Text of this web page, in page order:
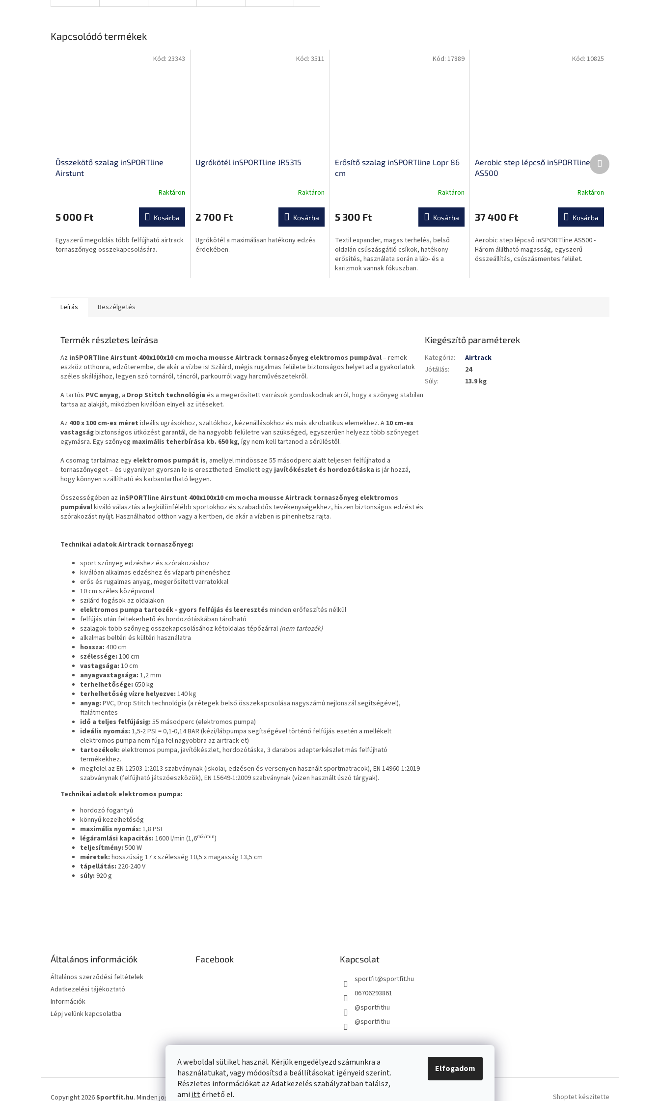
A weboldal sütiket használ. Kérjük engedélyezd számunkra a
használatukat, vagy módosítsd a beállításokat igényeid szerint.
Részletes információkat az Adatkezelés szabályzatban találsz,
ami ittérhető el.
Elfogadom
Kapcsolódó termékek
Összekötő szalag inSPORTline
Airstunt
átlagos
értékelése
ből
0,0
Raktáron
5 000 Ft Kosárba
Egyszerű megoldás több felfújható airtrack
tornaszőnyeg összekapcsolására.
Kód: 23343
Ugrókötél inSPORTline JR5315
átlagos
értékelése
ből
0,0
Raktáron
2 700 Ft Kosárba
Ugrókötél a maximálisan hatékony edzés
érdekében.
Kód: 3511
Erősítő szalag inSPORTline Lopr 86
cm
átlagos
értékelése
ből
0,0
csillag.
Raktáron
5 300 Ft Kosárba
Textil expander, magas terhelés, belső
oldalán csúszásgátló csíkok, hatékony
erősítés, használata során a láb- és a
karizmok vannak fókuszban.
Kód: 17889
Aerobic step lépcső inSPORTline
AS500
átlagos
értékelése
ből
0,0
csillag.
Raktáron
37 400 Ft Kosárba
Aerobic step lépcső inSPORTline AS500 -
Három állítható magasság, egyszerű
összeállítás, csúszásmentes felület.
Kód: 10825
Következő
termék
Leírás Beszélgetés
Termék részletes leírása
Az inSPORTline Airstunt 400x100x10 cm mocha mousse Airtrack tornaszőnyeg elektromos pumpával– remek
eszköz otthonra, edzőterembe, de akár a vízbe is! Szilárd, mégis rugalmas felülete biztonságos helyet ad a gyakorlatok
széles skálájához, legyen szó tornáról, táncról, parkourról vagy harcművészetekről.
A tartós PVC anyag, a Drop Stitch technológia és a megerősített varrások gondoskodnak arról, hogy a szőnyeg stabilan
tartsa az alakját, miközben kiválóan elnyeli az ütéseket.
Az 400 x 100 cm-es méret ideális ugrásokhoz, szaltókhoz, kézenállásokhoz és más akrobatikus elemekhez. A 10 cm-es
vastagságbiztonságos ütközést garantál, de ha nagyobb felületre van szükséged, egyszerűen helyezz több szőnyeget
egymásra. Egy szőnyeg maximális teherbírása kb. 650 kg, így nem kell tartanod a sérüléstől.
A csomag tartalmaz egy elektromos pumpát is, amellyel mindössze 55 másodperc alatt teljesen felfújhatod a
tornaszőnyeget – és ugyanilyen gyorsan le is eresztheted. Emellett egy javítókészlet és hordozótáska is jár hozzá,
hogy könnyen szállítható és karbantartható legyen.
Összességében az inSPORTline Airstunt 400x100x10 cm mocha mousse Airtrack tornaszőnyeg elektromos
pumpávalkiváló választás a legkülönfélébb sportokhoz és szabadidős tevékenységekhez, hiszen biztonságos edzést és
szórakozást nyújt. Használhatod otthon vagy a kertben, de akár a vízben is pihenhetsz rajta.
Technikai adatok Airtrack tornaszőnyeg:
sport szőnyeg edzéshez és szórakozáshoz
kiválóan alkalmas edzéshez és vízparti pihenéshez
erős és rugalmas anyag, megerősített varratokkal
10 cm széles középvonal
szilárd fogások az oldalakon
elektromos pumpa tartozék - gyors felfújás és leeresztés minden erőfeszítés nélkül
felfújás után feltekerhető és hordozótáskában tárolható
szalagok több szőnyeg összekapcsolásához kétoldalas tépőzárral (nem tartozék)
alkalmas beltéri és kültéri használatra
hossza: 400 cm
szélessége: 100 cm
vastagsága: 10 cm
anyagvastagsága: 1,2 mm
terhelhetősége: 650 kg
terhelhetőség vízre helyezve: 140 kg
anyag: PVC, Drop Stitch technológia (a rétegek belső összekapcsolása nagyszámú nejlonszál segítségével),
ftalátmentes
idő a teljes felfújásig: 55 másodperc (elektromos pumpa)
ideális nyomás: 1,5-2 PSI = 0,1-0,14 BAR (kézi/lábpumpa segítségével történő felfújás esetén a mellékelt
elektromos pumpa nem fújja fel nagyobbra az airtrack-et)
tartozékok: elektromos pumpa, javítókészlet, hordozótáska, 3 darabos adapterkészlet más felfújható
termékekhez.
megfelel az EN 12503-1:2013 szabványnak (iskolai, edzésen és versenyen használt sportmatracok), EN 14960-1:2019
szabványnak (felfújható játszóeszközök), EN 15649-1:2009 szabványnak (vízen használt úszó tárgyak).
Technikai adatok elektromos pumpa:
hordozó fogantyú
könnyű kezelhetőség
maximális nyomás: 1,8 PSI
légáramlási kapacitás: 1600 l/min (1,6m3/min)
teljesítmény: 500 W
méretek: hosszúság 17 x szélesség 10,5 x magasság 13,5 cm
tápellátás: 220-240 V
súly: 920 g
Kiegészítő paraméterek
Kategória:
Airtrack
Jótállás:
24
Súly: 13.9 kg
Általános információk
Általános szerződési feltételek
Adatkezelési tájékoztató
Információk
Lépj velünk kapcsolatba
Facebook Kapcsolat
sportfit@sportfit.hu
06706293861
@sportfithu
@sportfithu
Shoptet készítette
Copyright 2026Sportfit.hu. Minden jog fenntartva.Süti beállítások szerkesztése